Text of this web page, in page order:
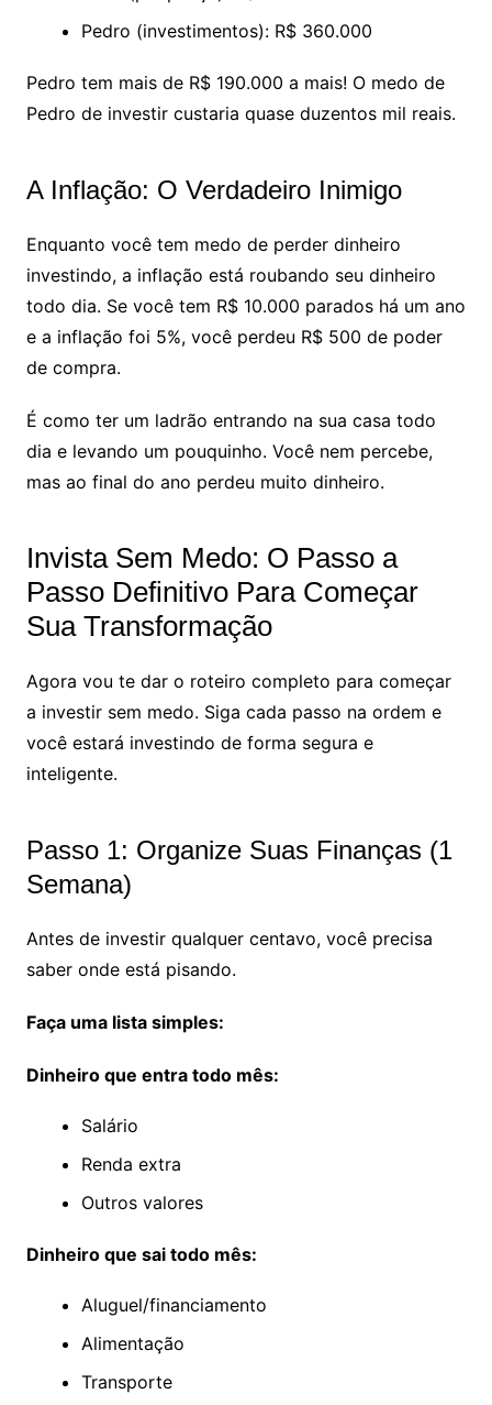
Pedro (investimentos): R$ 360.000
Pedro tem mais de R$ 190.000 a mais! O medo de
Pedro de investir custaria quase duzentos mil reais.
A Inflação: O Verdadeiro Inimigo
Enquanto você tem medo de perder dinheiro
investindo, a inflação está roubando seu dinheiro
todo dia. Se você tem R$ 10.000 parados há um ano
e a inflação foi 5%, você perdeu R$ 500 de poder
de compra.
É como ter um ladrão entrando na sua casa todo
dia e levando um pouquinho. Você nem percebe,
mas ao final do ano perdeu muito dinheiro.
Invista Sem Medo: O Passo a
Passo Definitivo Para Começar
Sua Transformação
Agora vou te dar o roteiro completo para começar
a investir sem medo. Siga cada passo na ordem e
você estará investindo de forma segura e
inteligente.
Passo 1: Organize Suas Finanças (1
Semana)
Antes de investir qualquer centavo, você precisa
saber onde está pisando.
Faça uma lista simples:
Dinheiro que entra todo mês:
Salário
Renda extra
Outros valores
Dinheiro que sai todo mês:
Aluguel/financiamento
Alimentação
Transporte